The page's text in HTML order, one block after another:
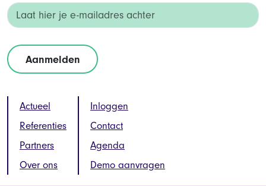
Actueel
Referenties
Partners
Over ons
Inloggen
Contact
Agenda
Demo aanvragen